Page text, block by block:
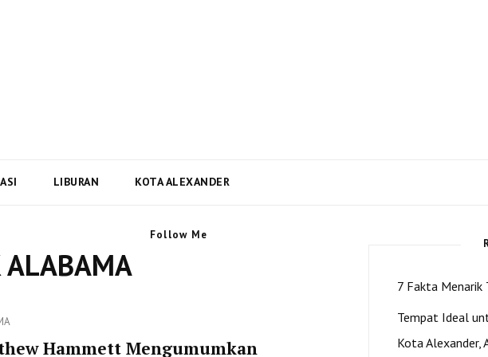
Berita Terbaru Negara US dan
LIBURAN KOTA ALEXANDER
ALABAMA
Hammett Mengumumkan
7 Fakta Menarik
Tempat Ideal
Kota Alexander,
Follow Me